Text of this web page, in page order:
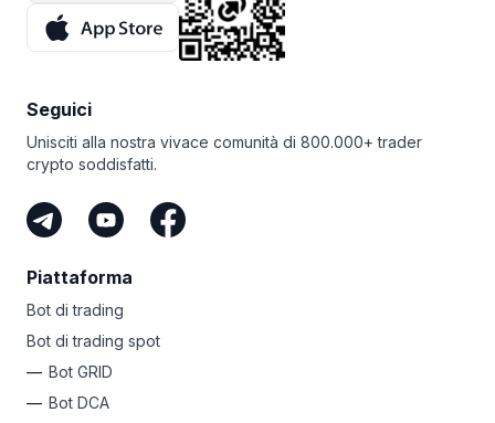
Seguici
Unisciti alla nostra vivace comunità di 800.000+ trader
crypto soddisfatti.
Piattaforma
Bot di trading
Bot di trading spot
Bot GRID
Bot DCA